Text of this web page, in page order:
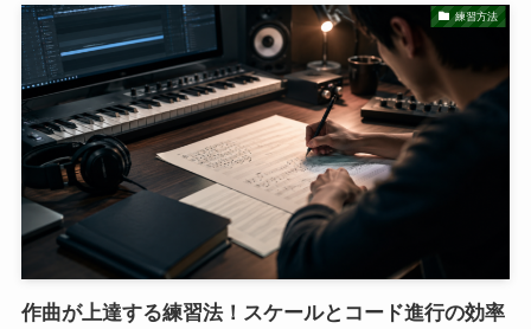
練習方法
作曲が上達する練習法！スケールとコード進行の効率